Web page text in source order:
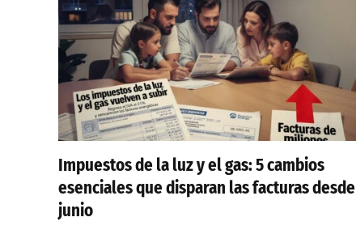
Impuestos de la luz y el gas: 5 cambios
esenciales que disparan las facturas desde
junio